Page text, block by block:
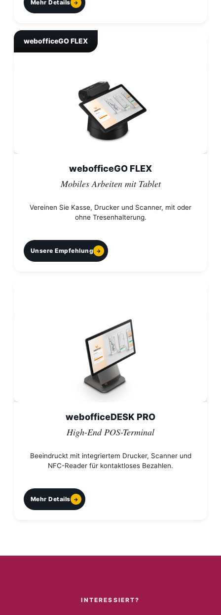
Mehr Details
webofficeGO FLEX
webofficeGO FLEX
Mobiles Arbeiten mit Tablet
Vereinen Sie Kasse, Drucker und Scanner, mit oder
ohne Tresenhalterung.
Unsere Empfehlung
webofficeDESK PRO
High-End POS-Terminal
Beeindruckt mit integriertem Drucker, Scanner und
NFC-Reader für kontaktloses Bezahlen.
Mehr Details
INTERESSIERT?